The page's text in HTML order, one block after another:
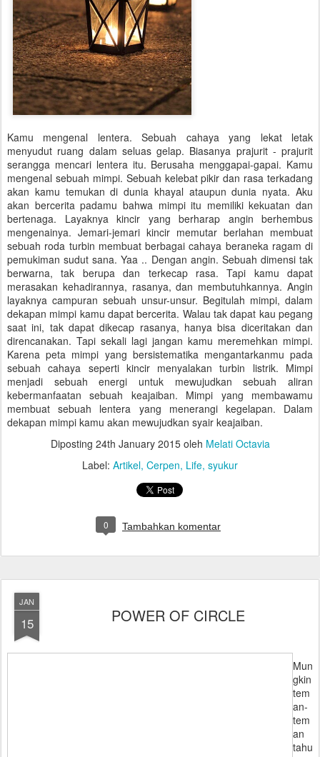
Kamu mengenal lentera. Sebuah cahaya yang lekat letak
menyudut ruang dalam seluas gelap. Biasanya prajurit - prajurit
serangga mencari lentera itu. Berusaha menggapai-gapai. Kamu
mengenal sebuah mimpi. Sebuah kelebat pikir dan rasa terkadang
akan kamu temukan di dunia khayal ataupun dunia nyata. Aku
akan bercerita padamu bahwa mimpi itu memiliki kekuatan dan
bertenaga. Layaknya kincir yang berharap angin berhembus
mengenainya. Jemari-jemari kincir memutar berlahan membuat
sebuah roda turbin membuat berbagai cahaya beraneka ragam di
pemukiman sudut sana. Yaa .. Dengan angin. Sebuah dimensi tak
berwarna, tak berupa dan terkecap rasa. Tapi kamu dapat
merasakan kehadirannya, rasanya, dan membutuhkannya. Angin
layaknya campuran sebuah unsur-unsur. Begitulah mimpi, dalam
dekapan mimpi kamu dapat bercerita. Walau tak dapat kau pegang
saat ini, tak dapat dikecap rasanya, hanya bisa diceritakan dan
direncanakan. Tapi sekali lagi jangan kamu meremehkan mimpi.
Karena peta mimpi yang bersistematika mengantarkanmu pada
sebuah cahaya seperti kincir menyalakan turbin listrik. Mimpi
menjadi sebuah energi untuk mewujudkan sebuah aliran
kebermanfaatan sebuah keajaiban. Mimpi yang membawamu
membuat sebuah lentera yang menerangi kegelapan. Dalam
dekapan mimpi kamu akan mewujudkan syair keajaiban.
Diposting 24th January 2015oleh Melati Octavia
Label: Artikel Cerpen Life syukur
0 Tambahkan komentar
JAN
15 POWER OF CIRCLE
Mun
gkin
tem
an-
tem
an
tahu